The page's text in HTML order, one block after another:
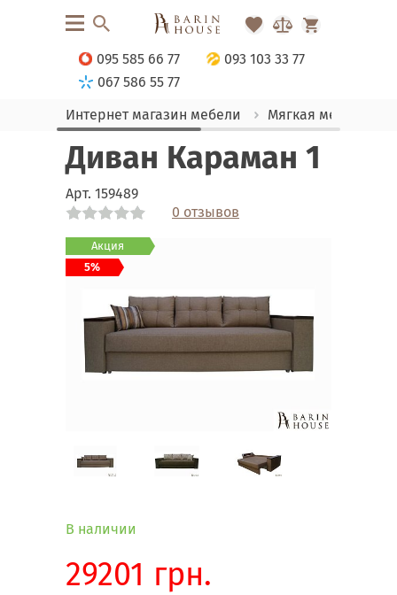
095 585 66 77
093 103 33 77
067 586 55 77
Интернет магазин мебели
Мягкая мебель
Диван Караман 1
Арт. 159489
0 отзывов
Акция
5%
Link
Link
Link
В наличии
29201 грн.